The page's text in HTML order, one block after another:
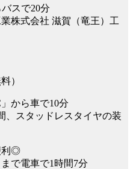
スで20分
株式会社 滋賀（竜王）工
）
から車で10分
、スタッドレスタイヤの装
利◎
で電車で1時間7分